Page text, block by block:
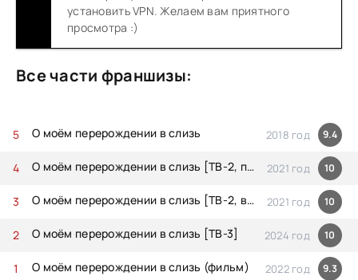
установить VPN. Желаем вам приятного
просмотра :)
Все части франшизы:
О моём перерождении в слизь (фильм) 2022 год 9.3
О моём перерождении в слизь [ТВ-3] 2024 год 10
О моём перерождении в слизь [ТВ-2, второй сезон] 2021 год 10
О моём перерождении в слизь [ТВ-2, первый сезон] 2021 год 10
О моём перерождении в слизь 2018 год 9.4